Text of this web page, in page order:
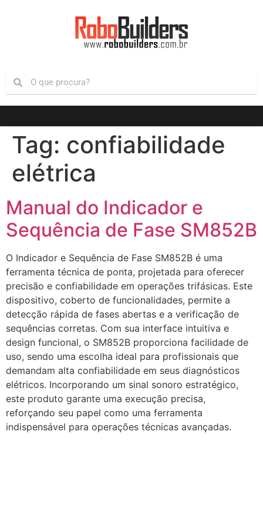
Tag: confiabilidade
elétrica
Manual do Indicador e
Sequência de Fase SM852B
O Indicador e Sequência de Fase SM852B é uma
ferramenta técnica de ponta, projetada para oferecer
precisão e confiabilidade em operações trifásicas. Este
dispositivo, coberto de funcionalidades, permite a
detecção rápida de fases abertas e a verificação de
sequências corretas. Com sua interface intuitiva e
design funcional, o SM852B proporciona facilidade de
uso, sendo uma escolha ideal para profissionais que
demandam alta confiabilidade em seus diagnósticos
elétricos. Incorporando um sinal sonoro estratégico,
este produto garante uma execução precisa,
reforçando seu papel como uma ferramenta
indispensável para operações técnicas avançadas.